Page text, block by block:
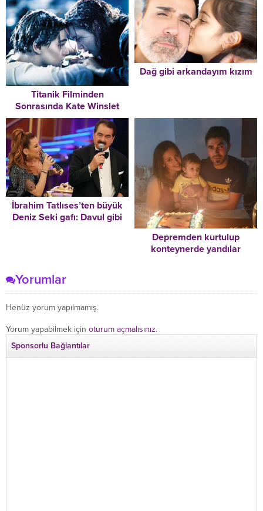
Titanik Filminden
Sonrasında Kate Winslet
Dağ gibi arkandayım kızım
İbrahim Tatlıses’ten büyük
Deniz Seki gafı: Davul gibi
Depremden kurtulup
konteynerde yandılar
Yorumlar
Henüz yorum yapılmamış.
Yorum yapabilmek için oturum açmalısınız.
Sponsorlu Bağlantılar